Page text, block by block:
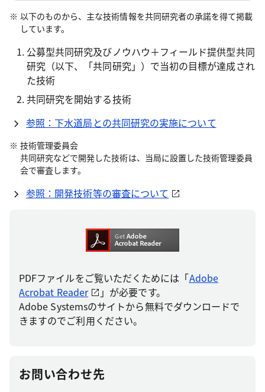
以下のものから、主な技術情報を共同研究者の承諾を得て掲載
しています。
公募型共同研究及びノウハウ＋フィールド提供型共同
研究（以下、「共同研究」）で当初の目標が達成され
た技術
共同研究を開始する技術
参照：下水道局との共同研究の実施について
技術管理委員会
共同研究などで開発した技術は、当局に設置した技術管理委員
会で審査します。
参照：開発技術等の審査について
PDFファイルをご覧いただくためには「Adobe
Acrobat Reader
」が必要です。
Adobe Systemsのサイトから無料でダウンロードで
きますのでご利用ください。
お問い合わせ先